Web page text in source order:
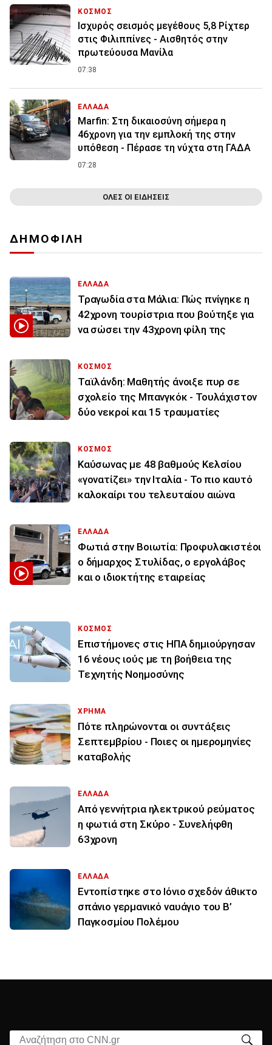
ΚΟΣΜΟΣ
Ισχυρός σεισμός μεγέθους 5,8 Ρίχτερ
στις Φιλιππίνες - Αισθητός στην
πρωτεύουσα Μανίλα
07:38
ΕΛΛΑΔΑ
Marfin: Στη δικαιοσύνη σήμερα η
46χρονη για την εμπλοκή της στην
υπόθεση - Πέρασε τη νύχτα στη ΓΑΔΑ
07:28
ΟΛΕΣ ΟΙ ΕΙΔΗΣΕΙΣ
ΔΗΜΟΦΙΛΗ
ΕΛΛΑΔΑ
Τραγωδία στα Μάλια: Πώς πνίγηκε η
42χρονη τουρίστρια που βούτηξε για
να σώσει την 43χρονη φίλη της
ΚΟΣΜΟΣ
Ταϊλάνδη: Μαθητής άνοιξε πυρ σε
σχολείο της Μπανγκόκ - Τουλάχιστον
δύο νεκροί και 15 τραυματίες
ΚΟΣΜΟΣ
Καύσωνας με 48 βαθμούς Κελσίου
«γονατίζει» την Ιταλία - Το πιο καυτό
καλοκαίρι του τελευταίου αιώνα
ΕΛΛΑΔΑ
Φωτιά στην Βοιωτία: Προφυλακιστέοι
ο δήμαρχος Στυλίδας, ο εργολάβος
και ο ιδιοκτήτης εταιρείας
ΚΟΣΜΟΣ
Επιστήμονες στις ΗΠΑ δημιούργησαν
16 νέους ιούς με τη βοήθεια της
Τεχνητής Νοημοσύνης
ΧΡΗΜΑ
Πότε πληρώνονται οι συντάξεις
Σεπτεμβρίου - Ποιες οι ημερομηνίες
καταβολής
ΕΛΛΑΔΑ
Από γεννήτρια ηλεκτρικού ρεύματος
η φωτιά στη Σκύρο - Συνελήφθη
63χρονη
ΕΛΛΑΔΑ
Εντοπίστηκε στο Ιόνιο σχεδόν άθικτο
σπάνιο γερμανικό ναυάγιο του Β’
Παγκοσμίου Πολέμου
Αναζήτηση στο CNN.gr